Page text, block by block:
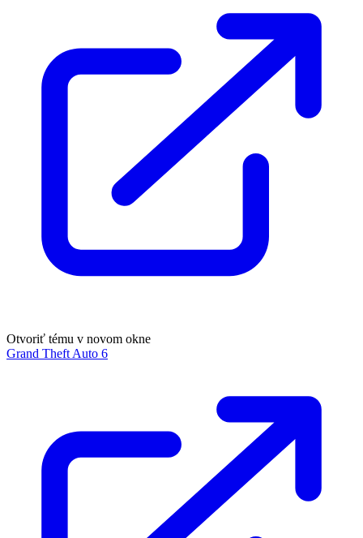
Otvoriť tému v novom okne
Grand Theft Auto 6